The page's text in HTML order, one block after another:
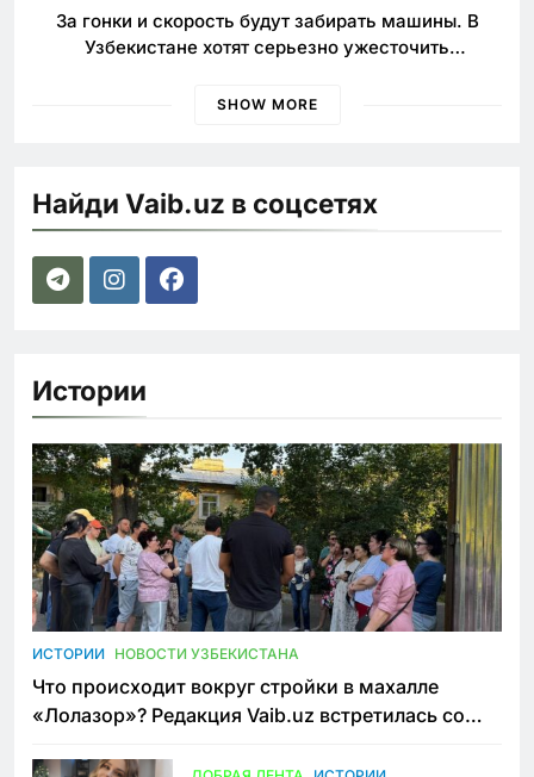
За гонки и скорость будут забирать машины. В
Узбекистане хотят серьезно ужесточить
SHOW MORE
Найди Vaib.uz в соцсетях
Истории
ИСТОРИИ НОВОСТИ УЗБЕКИСТАНА
Что происходит вокруг стройки в махалле
«Лолазор»? Редакция Vaib.uz встретилась со